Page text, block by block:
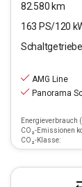
82.580 km
163 PS/120
Schaltgetriebe
AMG Line
Panorama
Energieverbrauch
CO₂-Emissionen
CO₂-Klasse: